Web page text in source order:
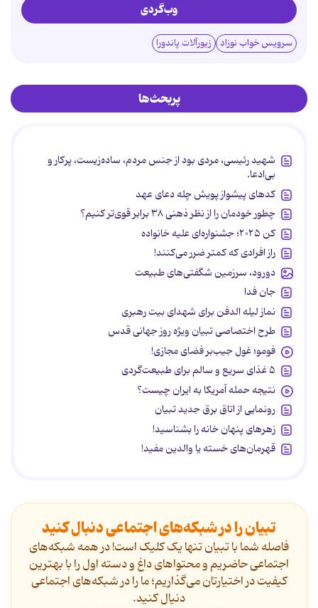
وب‌گردی
سرویس خواب نوزاد زیورآلات پاندورا
پربحث‌ها
شهید رئیسی، مردی بود از جنس مردم، ساده‌زیست، پرکار و
بی‌ادعا.
کدهای پیشواز پویش چله دعای عهد
چطور خودمان را از نظر ذهنی ۳۸ برابر قوی‌تر کنیم؟
کن ۲۰۲۵؛ جشنواره‌ای علیه خانواده
راز افرادی که کمتر ضرر می‌کنند!
دورود، سرزمین شگفتی‌های طبیعت
جان فدا
نماز لیله الدفن برای شهدای بیت رهبری
طرح اختصاصی تبیان ویژه روز جهانی قدس
فومو؛ غول جیب‌بر فضای مجازی!
۵ غذای سریع و سالم برای طبیعت‌گردی
نتیجه حمله آمریکا به ایران چیست؟
رونمایی از اتاق برق جدید تبیان
زهرهای پنهان خانه را بشناسید!
قهرمان‌های خسته یا والدین مفید!
تبیان را در شبکه‌های اجتماعی دنبال کنید
فاصله شما با تبیان تنها یک کلیک است! در همه شبکه‌های
اجتماعی حاضریم و محتواهای داغ و دسته اول را با بهترین
کیفیت در اختیارتان می‌گذاریم؛ ما را در شبکه‌های اجتماعی
دنیال کنید.